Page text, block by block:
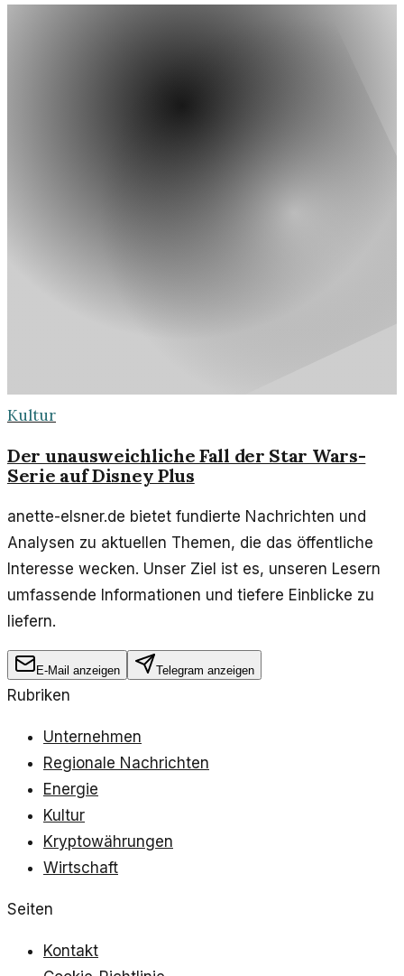
Kultur
Der unausweichliche Fall der Star Wars-
Serie auf Disney Plus
anette-elsner.de bietet fundierte Nachrichten und
Analysen zu aktuellen Themen, die das öffentliche
Interesse wecken. Unser Ziel ist es, unseren Lesern
umfassende Informationen und tiefere Einblicke zu
liefern.
E-Mail anzeigen Telegram anzeigen
Rubriken
Unternehmen
Regionale Nachrichten
Energie
Kultur
Kryptowährungen
Wirtschaft
Seiten
Kontakt